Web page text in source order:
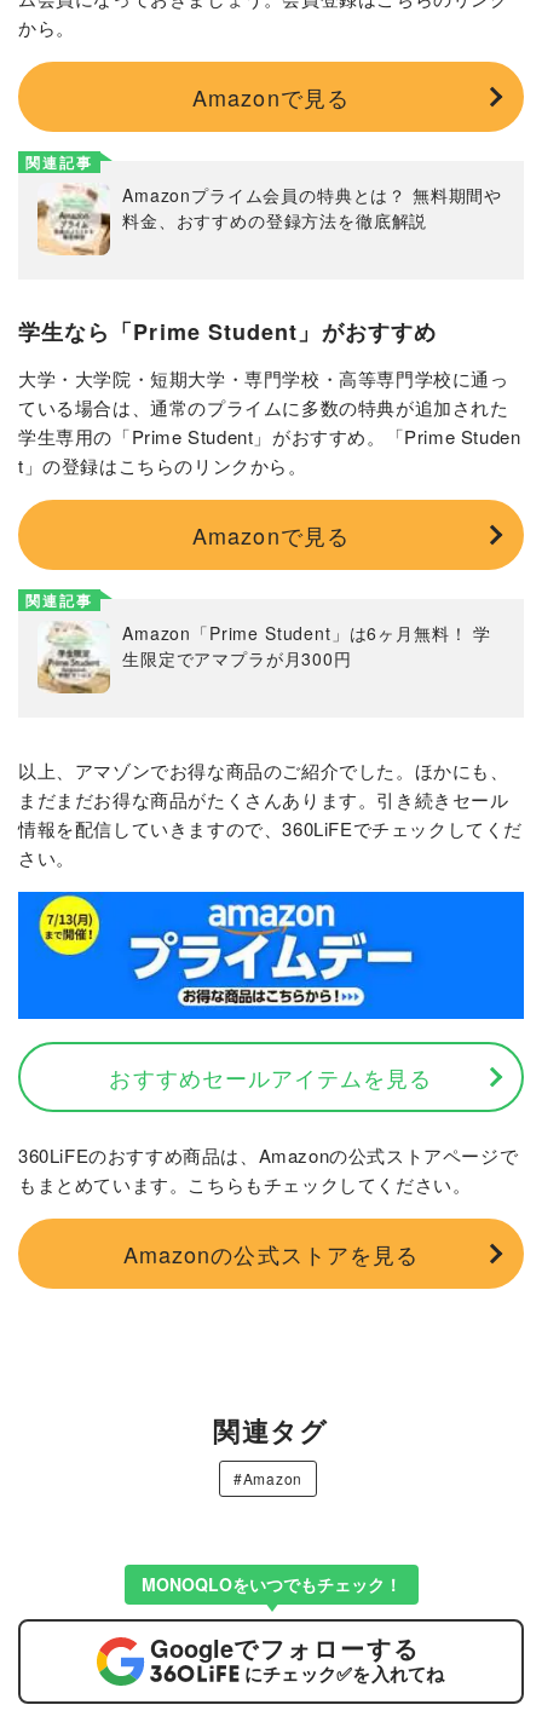
から。
Amazonで見る
関連記事
Amazonプライム会員の特典とは？ 無料期間や
料金、おすすめの登録方法を徹底解説
学生なら「Prime Student」がおすすめ
大学・大学院・短期大学・専門学校・高等専門学校に通っ
ている場合は、通常のプライムに多数の特典が追加された
学生専用の「Prime Student」がおすすめ。「Prime Studen
t」の登録はこちらのリンクから。
Amazonで見る
関連記事
Amazon「Prime Student」は6ヶ月無料！ 学
生限定でアマプラが月300円
以上、アマゾンでお得な商品のご紹介でした。ほかにも、
まだまだお得な商品がたくさんあります。引き続きセール
情報を配信していきますので、360LiFEでチェックしてくだ
さい。
おすすめセールアイテムを見る
360LiFEのおすすめ商品は、Amazonの公式ストアページで
もまとめています。こちらもチェックしてください。
Amazonの公式ストアを見る
関連タグ
#Amazon
MONOQLOをいつでもチェック！
Googleでフォローする
にチェック✅を入れてね